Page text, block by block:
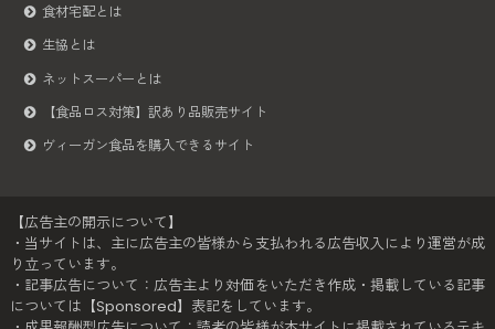
食材宅配とは
生協とは
ネットスーパーとは
【食品ロス対策】訳あり品販売サイト
ヴィーガン食品を購入できるサイト
【広告主の開示について】
・当サイトは、主に広告主の皆様から支払われる広告収入により運営が成
り立っています。
・記事広告について：広告主より対価をいただき作成・掲載している記事
については【Sponsored】表記をしています。